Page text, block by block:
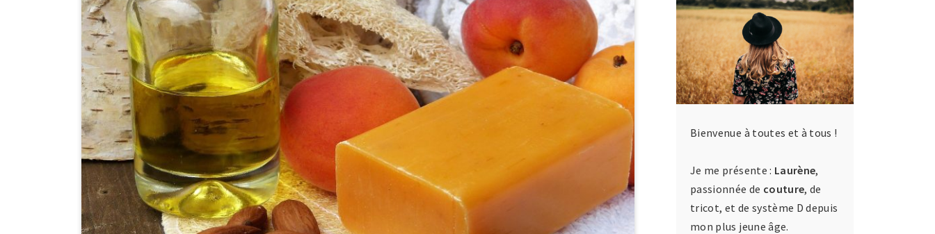
Bienvenue à toutes et à tous !
Je me présente : Laurène,
passionnée de couture, de
tricot, et de système D depuis
mon plus jeune âge.